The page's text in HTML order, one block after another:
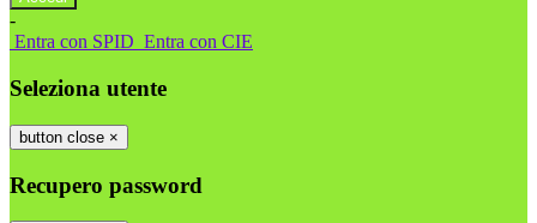
-
Entra con SPID Entra con CIE
Seleziona utente
button close ×
Recupero password